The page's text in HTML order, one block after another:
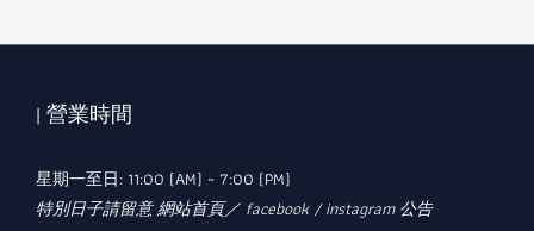
| 營業時間
星期一至日: 11:00 (AM) ~ 7:00 (PM)
特別日子請留意 網站首頁／ facebook / instagram 公告